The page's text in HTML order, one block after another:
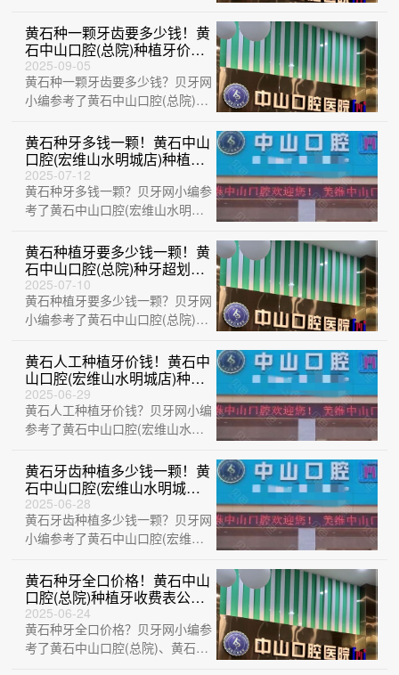
黄石M···
黄石种一颗牙齿要多少钱！黄
石中山口腔(总院)种植牙价格
表更新，瑞典诺贝尔PMC种
植牙：7832元起/颗！
2025-09-05
黄石种一颗牙齿要多少钱？贝牙网
小编参考了黄石中山口腔(总院)、
玉新时···
黄石种牙多钱一颗！黄石中山
口腔(宏维山水明城店)种植牙
价格表，美国3i种植体：
10000元起/颗！
2025-07-12
黄石种牙多钱一颗？贝牙网小编参
考了黄石中山口腔(宏维山水明城
店)、湖北···
黄石种植牙要多少钱一颗！黄
石中山口腔(总院)种牙超划
算，瑞士百丹特Biodente种植
牙：9714元起/颗！
2025-07-10
黄石种植牙要多少钱一颗？贝牙网
小编参考了黄石中山口腔(总院)、
精诚口腔···
黄石人工种植牙价钱！黄石中
山口腔(宏维山水明城店)种植
牙价目表已更新，国产天玺牙
科种植牙价格：3056元起/
颗！
2025-06-29
黄石人工种植牙价钱？贝牙网小编
参考了黄石中山口腔(宏维山水明
口腔(黄石···
黄石牙齿种植多少钱一颗！黄
石中山口腔(宏维山水明城店)
种植牙价格表更新，韩国登特
斯种植牙：4137元起/颗！
2025-06-28
黄石牙齿种植多少钱一颗？贝牙网
小编参考了黄石中山口腔(宏维山
山路店)···
黄石种牙全口价格！黄石中山
口腔(总院)种植牙收费表公
布，美国3i种植体：10000元
起/颗！
2025-06-24
黄石种牙全口价格？贝牙网小编参
考了黄石中山口腔(总院)、黄石华